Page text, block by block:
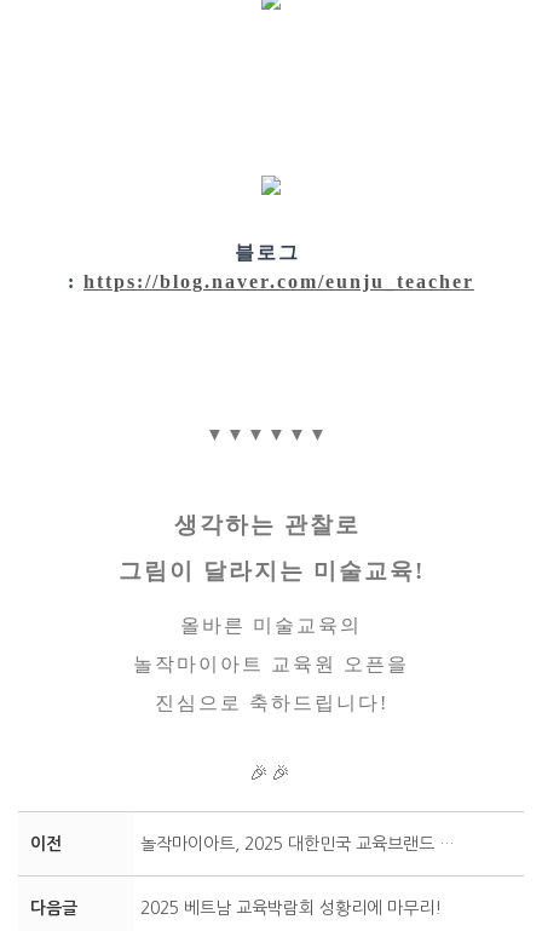
블로그
: https://blog.naver.com/eunju_teacher
▼▼▼▼▼▼
생각하는 관찰로
그림이 달라지는 미술교육!
올바른 미술교육의
놀작마이아트 교육원 오픈을
진심으로 축하드립니다!
🎉🎉
이전 놀작마이아트, 2025 대한민국 교육브랜드 대상 유아미술부문 9년 연속 수상 안내
다음글 2025 베트남 교육박람회 성황리에 마무리!